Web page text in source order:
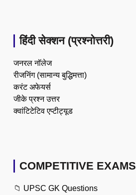
हिंदी सेक्शन (प्रश्नोत्तरी)
जनरल नॉलेज
रीजनिंग (सामान्य बुद्धिमत्ता)
करंट अफेयर्स
जीके प्रश्न उत्तर
क्वांटिटेटिव एप्टीट्यूड
COMPETITIVE EXAMS
📁 UPSC GK Questions